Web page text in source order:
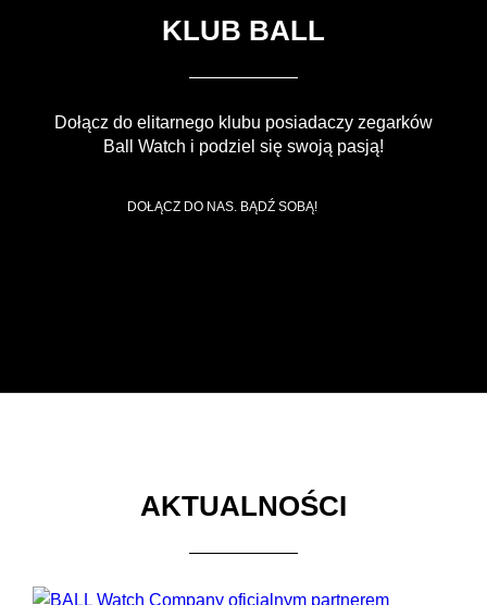
KLUB BALL
Dołącz do elitarnego klubu posiadaczy zegarków
Ball Watch i podziel się swoją pasją!
DOŁĄCZ DO NAS. BĄDŹ SOBĄ!
AKTUALNOŚCI